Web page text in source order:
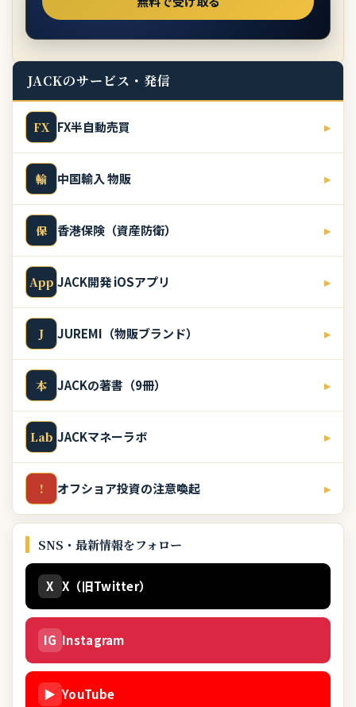
JACKのサービス・発信
FX FX半自動売買 ▸
輸 中国輸入 物販 ▸
保 香港保険（資産防衛） ▸
App JACK開発 iOSアプリ ▸
J JUREMI（物販ブランド） ▸
本 JACKの著書（9冊） ▸
Lab JACKマネーラボ ▸
! オフショア投資の注意喚起 ▸
SNS・最新情報をフォロー
X X（旧Twitter）
IG Instagram
▶ YouTube